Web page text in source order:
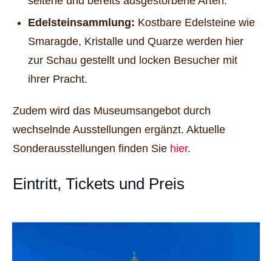
Edelsteinsammlung: Kostbare Edelsteine wie
Smaragde, Kristalle und Quarze werden hier
zur Schau gestellt und locken Besucher mit
ihrer Pracht.
Zudem wird das Museumsangebot durch
wechselnde Ausstellungen ergänzt. Aktuelle
Sonderausstellungen finden Sie hier.
Eintritt, Tickets und Preis